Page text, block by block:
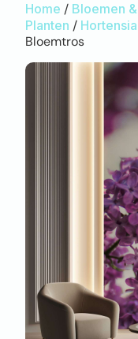
Home / Bloemen &
Planten / Hortensia
Bloemtros